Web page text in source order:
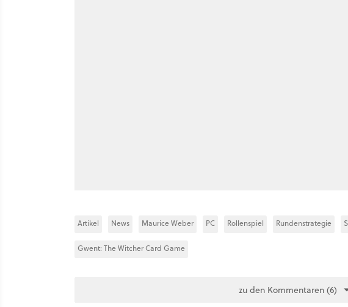
Artikel News Maurice Weber PC Rollenspiel Rundenstrategie
Gwent: The Witcher Card Game
zu den Kommentaren (6)